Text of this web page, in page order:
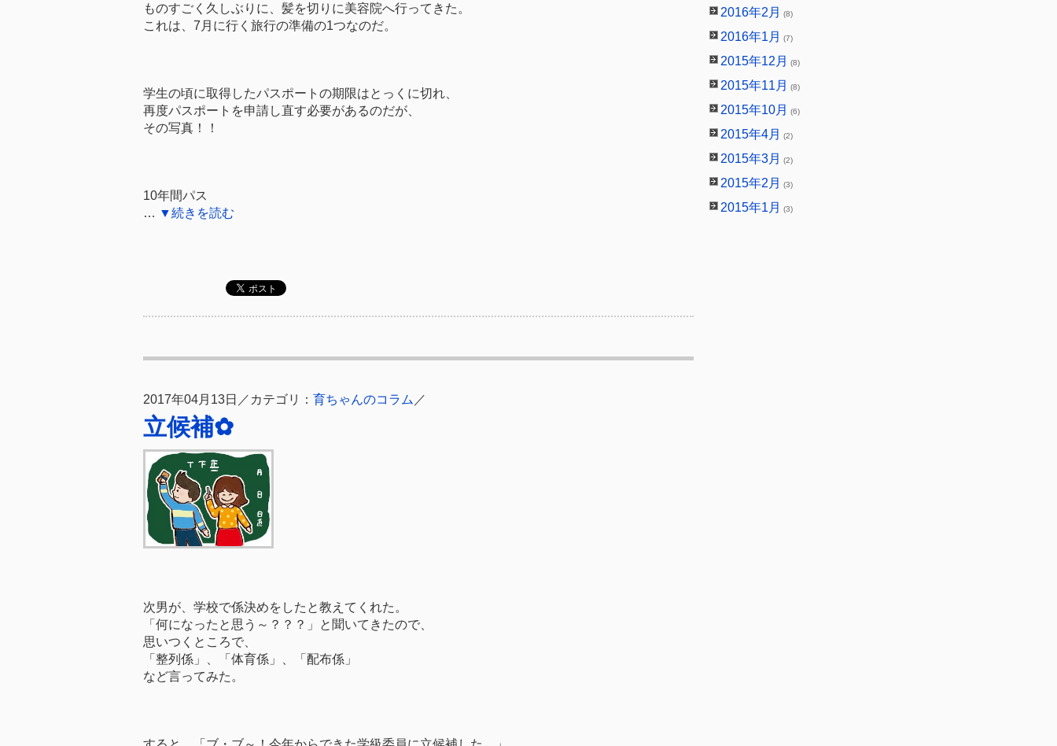
ものすごく久しぶりに、髪を切りに美容院へ行ってきた。
これは、7月に行く旅行の準備の1つなのだ。
学生の頃に取得したパスポートの期限はとっくに切れ、
再度パスポートを申請し直す必要があるのだが、
その写真！！
10年間パス
… ▼続きを読む
2017年04月13日／カテゴリ： 育ちゃんのコラム ／
立候補✿
次男が、学校で係決めをしたと教えてくれた。
「何になったと思う～？？？」と聞いてきたので、
思いつくところで、
「整列係」、「体育係」、「配布係」
など言ってみた。
2016年2月 (8)
2016年1月 (7)
2015年12月 (8)
2015年11月 (8)
2015年10月 (6)
2015年4月 (2)
2015年3月 (2)
2015年2月 (3)
2015年1月 (3)